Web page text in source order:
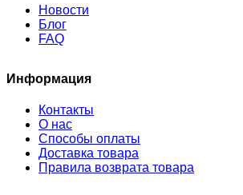
Новости
Блог
FAQ
Информация
Контакты
О нас
Способы оплаты
Доставка товара
Правила возврата товара